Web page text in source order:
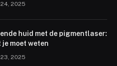
2025
huid met de pigmentlaser:
moet weten
2025